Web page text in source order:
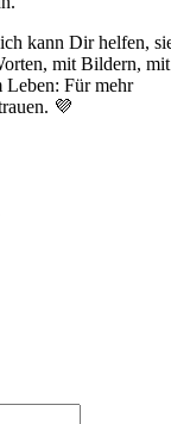
kann Dir helfen,
mit Bildern, mit
Leben: Für mehr
💜